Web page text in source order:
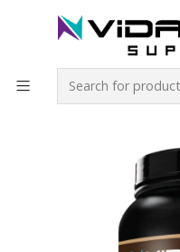
Productos
Proteína Whey Isolada